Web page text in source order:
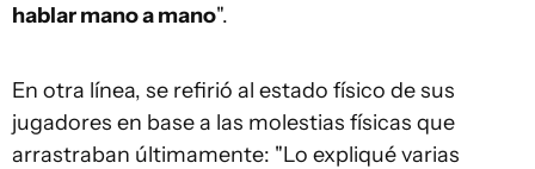
hablar mano a mano".
En otra línea, se refirió al estado físico de sus
jugadores en base a las molestias físicas que
arrastraban últimamente: "Lo expliqué varias